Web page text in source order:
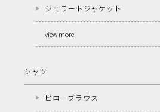
ジェラートジャケット
view more
シャツ
ピローブラウス